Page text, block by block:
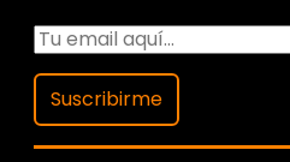
Suscribirme